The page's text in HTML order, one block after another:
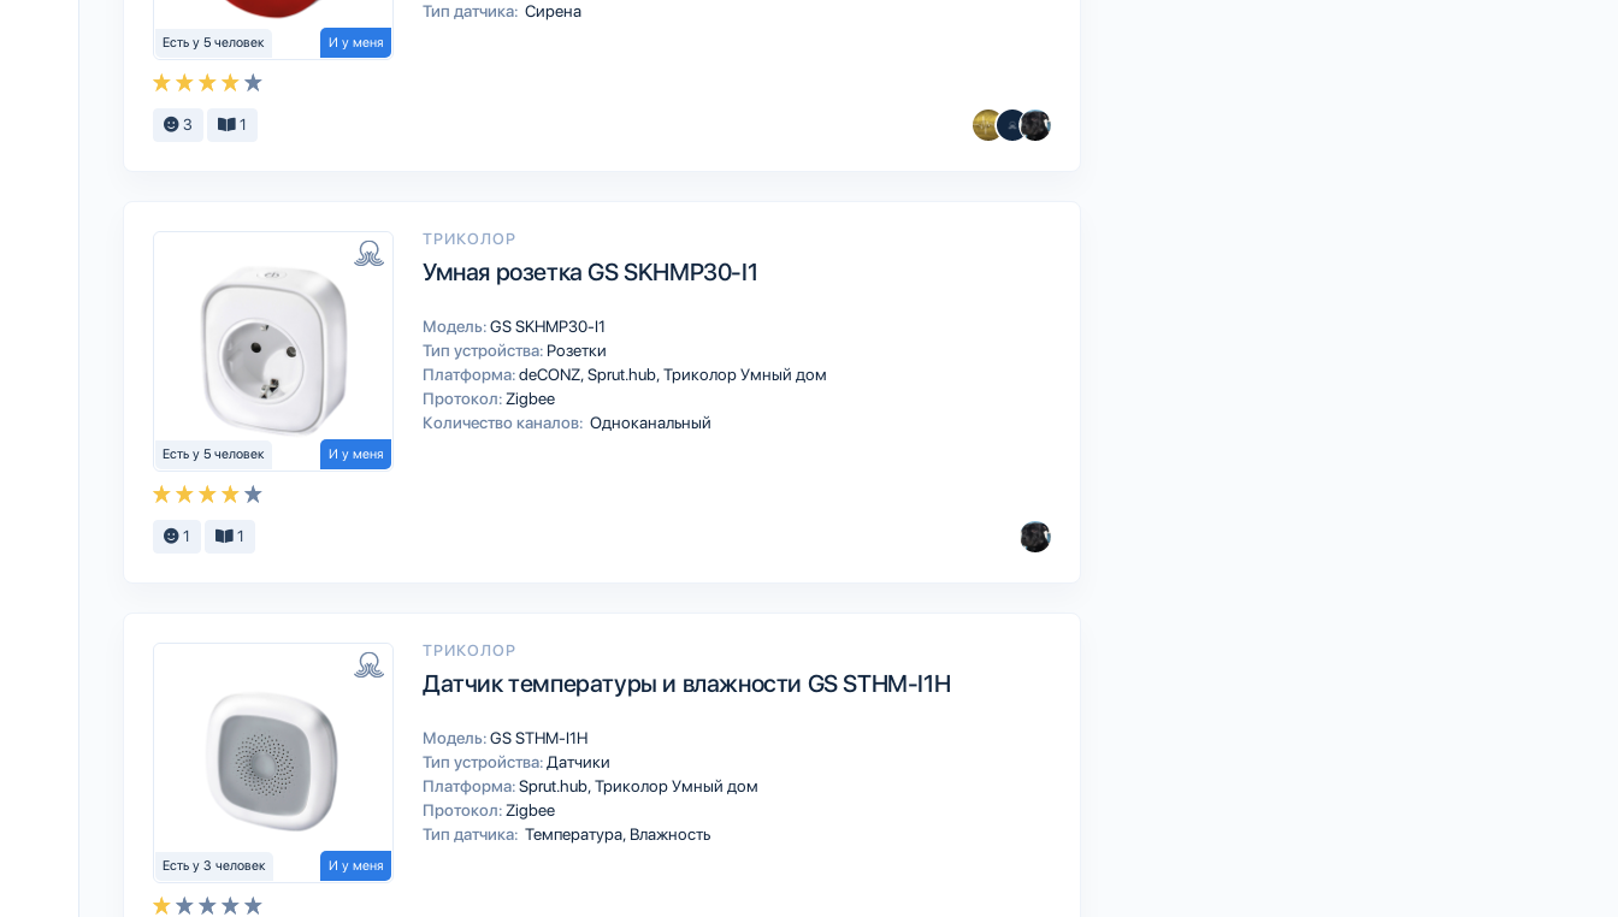
Есть у 5 человек И у меня
Тип датчика: Сирена
3 1
Есть у 5 человек И у меня
ТРИКОЛОР
Умная розетка GS SKHMP30-I1
Модель:GS SKHMP30-I1
Тип устройства: Розетки
Платформа:deCONZSprut.hubТриколор Умный дом
Протокол: Zigbee
Количество каналов: Одноканальный
1 1
Есть у 3 человек И у меня
ТРИКОЛОР
Датчик температуры и влажности GS STHM-I1H
Модель:GS STHM-I1H
Тип устройства: Датчики
Платформа:Sprut.hubТриколор Умный дом
Протокол: Zigbee
Тип датчика: Температура, Влажность